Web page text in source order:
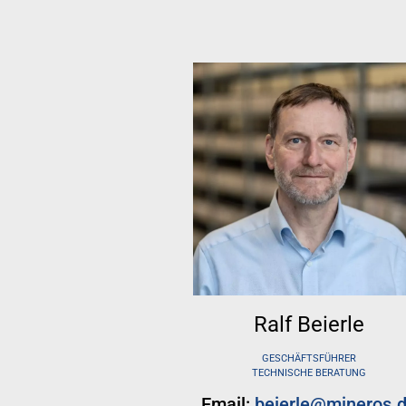
Ralf Beierle
GESCHÄFTSFÜHRER
TECHNISCHE BERATUNG